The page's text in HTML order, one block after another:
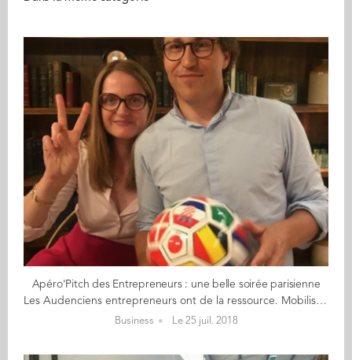
Apéro'Pitch des Entrepreneurs : une belle soirée parisienne
Les Audenciens entrepreneurs ont de la ressource. Mobilisés comme toute la France derrière les Bleus le 10 juillet, c’est finalement avec quelques jours de décalage, le 17 juillet, que s’est tenu l’Apéro’Pitch du Club Entrepreneurs. Une belle réussite, malgré cette date un peu coincée entre l’euphorie footballistique et les départs en vacances. 10 entrepreneurs s’étaient donné rendez-vous pour investir un nouveau lieu – The Hoxton, au cœur du sentier – à l’invitation de Stéphane Feuillu (GE 97, Ambassadeur du Club Entrepreneurs). Un cadre chic, élégant et convivial, propice au networking et à la découverte des 3 projets pitchés : Yves Bossy (GE 79) a fait découvrir son activité centrée sur les goodies sur-mesure, destinés principalement aux grands comptes. En cette période de Coupe du Monde, Yves a fait découvrir son ballon de foot intégrant toutes les équipes du Mondial (cf. photo), belle illustration de ses activités. Mais il a aussi partagé avec l’auditoire sa problématique du moment : développer son portefeuille clients pour réduire l’importance d’un compte majeur au sein de son chiffre d’affaires. Alexandre Beauchet (GE 12) est en plein démarrage. Ce diplômé ingénieur-manager travaille depuis six mois sur un « mur de construction virtuel », une nouvelle technique permettant aux gens de développer leur créativité tout en travaillant à distance, en équipe et en utilisant des outils IT. A ceux qui souhaitent en savoir plus, découvrez draft.io Emile Ledure (GE 16), ancien Product Manager pour BlaBlaCar, développe une activité pour aider les propriétaires d’applications smartphone et web à mieux comprendre les besoins de leurs clients pour faire évoluer leur outil. Un mix de compétences de chef de projet et développeur UX. Pour ceux qui souhaitent en savoir plus, découvrez le dernier article d’Emile sur l’Onboarding produit mais aussi une vidéo de sa dernière intervention à Station F Rendez-vous début octobre pour un nouvel Apéro’Pitch du Club Entrepreneurs, pour faire le plein de belles initiatives présentées par des diplômés d’Audencia.
Business Le 25 juil. 2018